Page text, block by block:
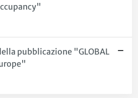
pubblicazione "GLOBAL